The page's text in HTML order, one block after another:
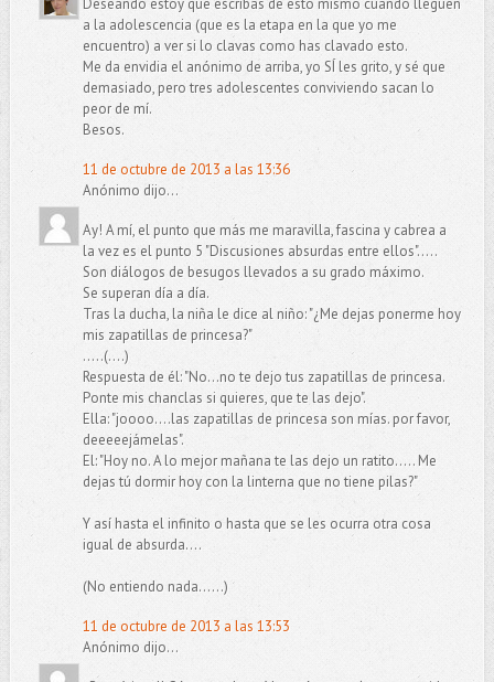
Deseando estoy que escribas de esto mismo cuando lleguen
a la adolescencia (que es la etapa en la que yo me
encuentro) a ver si lo clavas como has clavado esto.
Me da envidia el anónimo de arriba, yo SÍ les grito, y sé que
demasiado, pero tres adolescentes conviviendo sacan lo
peor de mí.
Besos.
11 de octubre de 2013 a las 13:36
Anónimo dijo...
Ay! A mí, el punto que más me maravilla, fascina y cabrea a
la vez es el punto 5 "Discusiones absurdas entre ellos".....
Son diálogos de besugos llevados a su grado máximo.
Se superan día a día.
Tras la ducha, la niña le dice al niño: "¿Me dejas ponerme hoy
mis zapatillas de princesa?"
.....(....)
Respuesta de él: "No...no te dejo tus zapatillas de princesa.
Ponte mis chanclas si quieres, que te las dejo".
Ella: "joooo....las zapatillas de princesa son mías. por favor,
deeeeejámelas".
El: "Hoy no. A lo mejor mañana te las dejo un ratito..... Me
dejas tú dormir hoy con la linterna que no tiene pilas?"
Y así hasta el infinito o hasta que se les ocurra otra cosa
igual de absurda....
(No entiendo nada......)
11 de octubre de 2013 a las 13:53
Anónimo dijo...